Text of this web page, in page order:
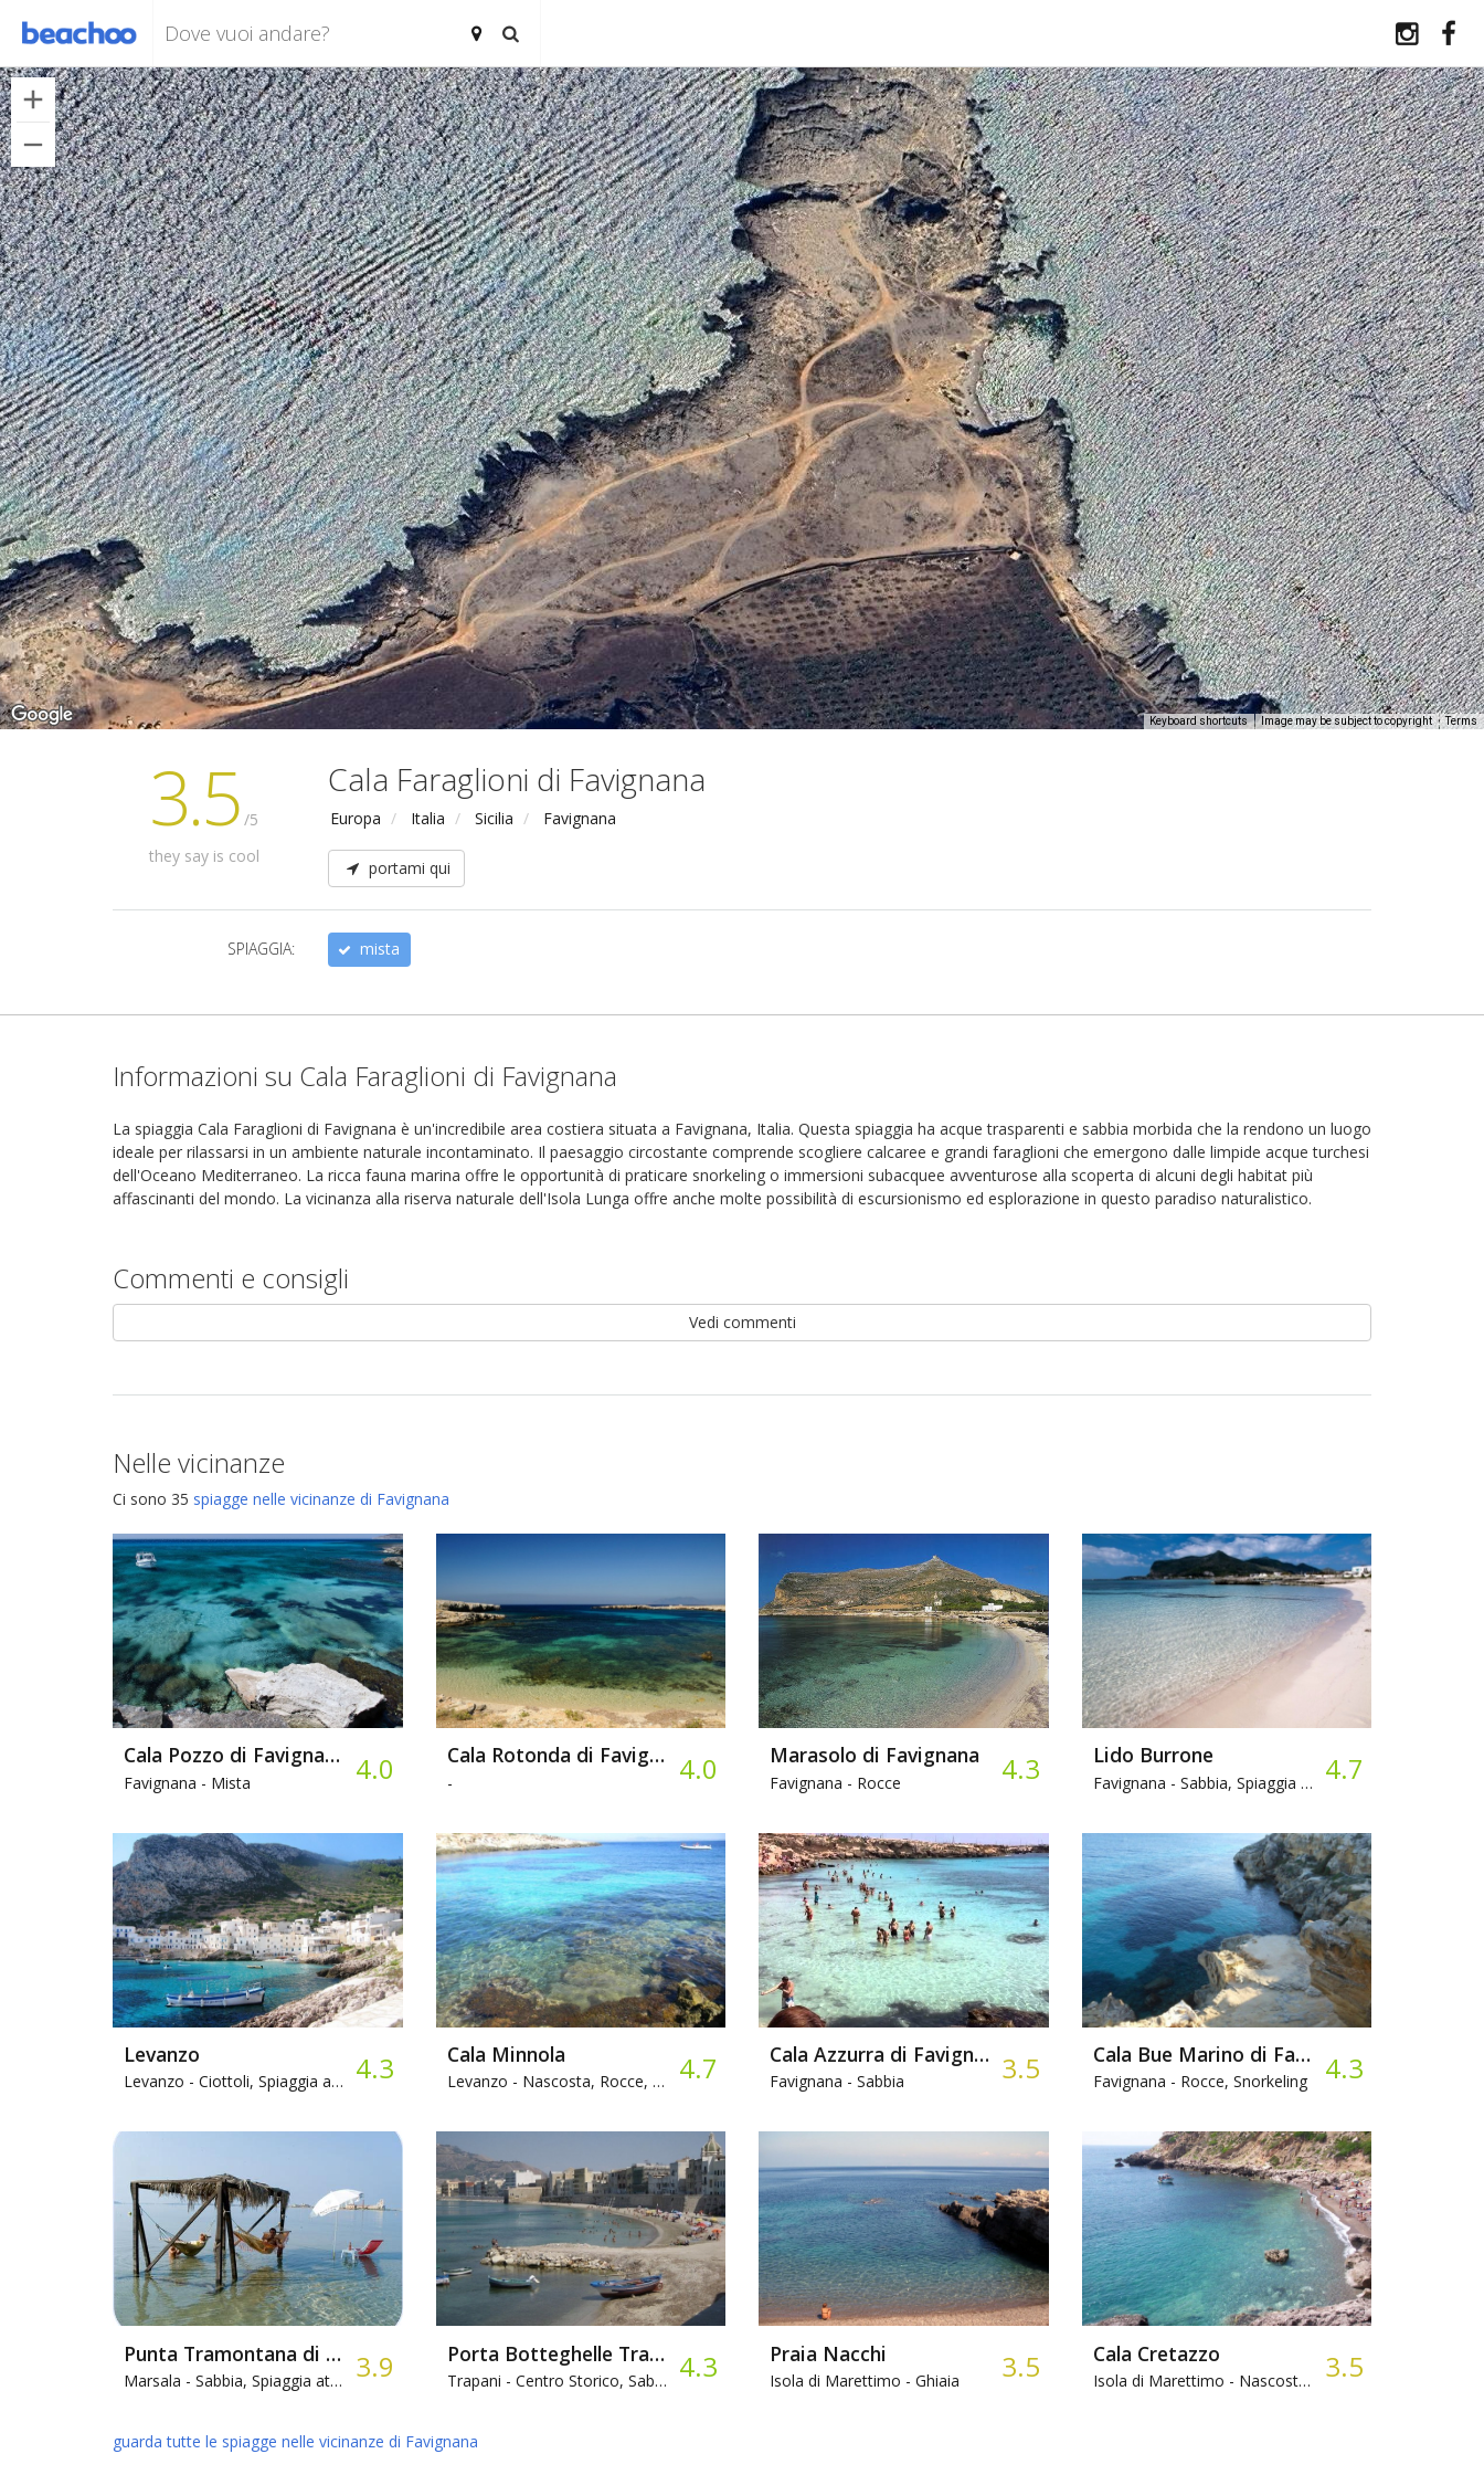
Keyboard shortcuts Image may be subject to copyright Terms
Cala Faraglioni di Favignana
Europa Italia Sicilia Favignana
portami qui
3.5 /5
they say is cool
SPIAGGIA: mista
Informazioni su Cala Faraglioni di Favignana
La spiaggia Cala Faraglioni di Favignana è un'incredibile area costiera situata a Favignana, Italia. Questa spiaggia ha acque trasparenti e sabbia morbida che la rendono un luogo
ideale per rilassarsi in un ambiente naturale incontaminato. Il paesaggio circostante comprende scogliere calcaree e grandi faraglioni che emergono dalle limpide acque turchesi
dell'Oceano Mediterraneo. La ricca fauna marina offre le opportunità di praticare snorkeling o immersioni subacquee avventurose alla scoperta di alcuni degli habitat più
affascinanti del mondo. La vicinanza alla riserva naturale dell'Isola Lunga offre anche molte possibilità di escursionismo ed esplorazione in questo paradiso naturalistico.
Commenti e consigli
Vedi commenti
Nelle vicinanze
Ci sono 35 spiagge nelle vicinanze di Favignana
Cala Pozzo di Favignana
Favignana - Mista 4.0 Cala Rotonda di Favignana
- 4.0 Marasolo di Favignana
Favignana - Rocce 4.3 Lido Burrone
Favignana - Sabbia, Spiaggia attrezzata 4.7
Levanzo
Levanzo - Ciottoli, Spiaggia attrezzata 4.3 Cala Minnola
Levanzo - Nascosta, Rocce, Snorkeling 4.7 Cala Azzurra di Favignana
Favignana - Sabbia 3.5 Cala Bue Marino di Favignana
Favignana - Rocce, Snorkeling 4.3
Punta Tramontana di Marsala
Marsala - Sabbia, Spiaggia attrezzata 3.9 Porta Botteghelle Trapani
Trapani - Centro Storico, Sabbia 4.3 Praia Nacchi
Isola di Marettimo - Ghiaia 3.5 Cala Cretazzo
Isola di Marettimo - Nascosta, Ciottoli 3.5
guarda tutte le spiagge nelle vicinanze di Favignana